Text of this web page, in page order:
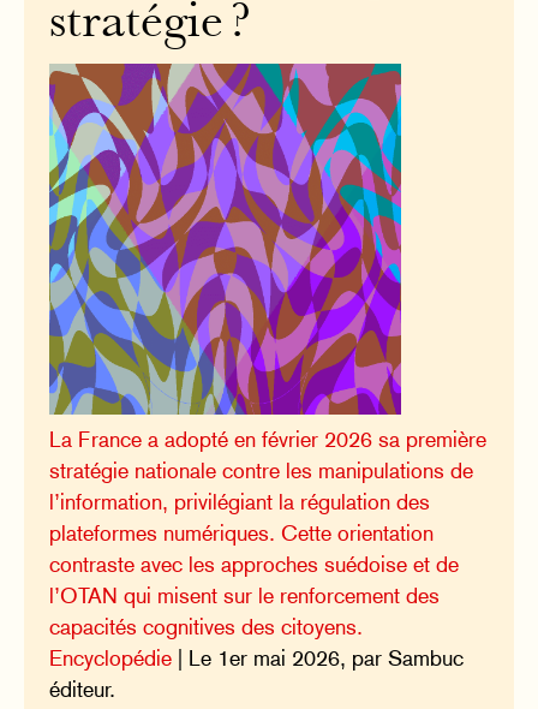
stratégie ?
La France a adopté en février 2026 sa première
stratégie nationale contre les manipulations de
l’information, privilégiant la régulation des
plateformes numériques. Cette orientation
contraste avec les approches suédoise et de
l’OTAN qui misent sur le renforcement des
capacités cognitives des citoyens.
Encyclopédie | Le 1er mai 2026, par Sambuc
éditeur.